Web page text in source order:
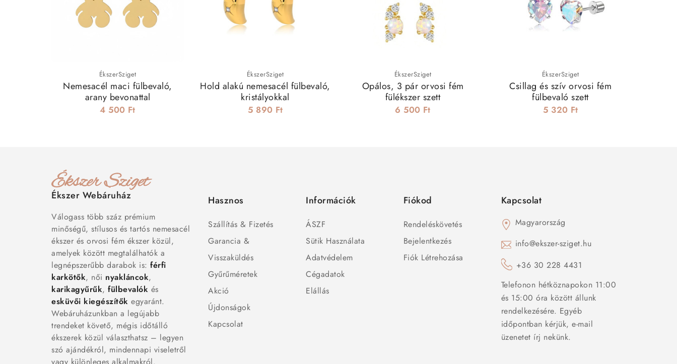
ÉkszerSziget
Nemesacél maci fülbevaló,
arany bevonattal
4 500 Ft
ÉkszerSziget
Hold alakú nemesacél fülbevaló,
kristályokkal
5 890 Ft
ÉkszerSziget
Opálos, 3 pár orvosi fém
fülékszer szett
6 500 Ft
ÉkszerSziget
Csillag és szív orvosi fém
fülbevaló szett
5 320 Ft
Ékszer Webáruház
Válogass több száz prémium
minőségű, stílusos és tartós nemesacél
ékszer és orvosi fém ékszer közül,
amelyek között megtalálhatók a
legnépszerűbb darabok is: férfi
karkötők, női nyakláncok,
karikagyűrűk, fülbevalók és
esküvői kiegészítők egyaránt.
Webáruházunkban a legújabb
trendeket követő, mégis időtálló
ékszerek közül választhatsz – legyen
szó ajándékról, mindennapi viseletről
Hasznos
Szállítás & Fizetés
Garancia &
Visszaküldés
Gyűrűméretek
Akció
Újdonságok
Kapcsolat
Információk
ÁSZF
Sütik Használata
Adatvédelem
Cégadatok
Elállás
Fiókod
Rendeléskövetés
Bejelentkezés
Fiók Létrehozása
Kapcsolat
Magyarország
info@ekszer-sziget.hu
+36 30 228 4431
Telefonon hétköznapokon 11:00
és 15:00 óra között állunk
rendelkezésére. Egyéb
időpontban kérjük, e-mail
üzenetet írj nekünk.